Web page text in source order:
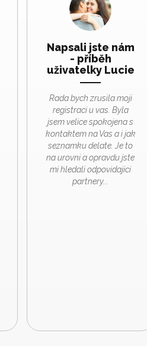
Napsali jste nám
- příběh
uživatelky Lucie
Rada bych zrusila moji
registraci u vas. Byla
jsem velice spokojena s
kontaktem na Vas a i jak
seznamku delate. Je to
na urovni a opravdu jste
mi hledali odpovidajici
partnery...